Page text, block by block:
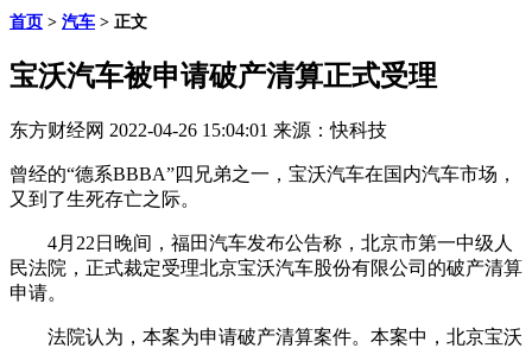
首页 > 汽车 > 正文
宝沃汽车被申请破产清算正式受理
东方财经网 2022-04-26 15:04:01 来源：快科技
曾经的“德系BBBA”四兄弟之一，宝沃汽车在国内汽车市场，
又到了生死存亡之际。
4月22日晚间，福田汽车发布公告称，北京市第一中级人
民法院，正式裁定受理北京宝沃汽车股份有限公司的破产清算
申请。
法院认为，本案为申请破产清算案件。本案中，北京宝沃